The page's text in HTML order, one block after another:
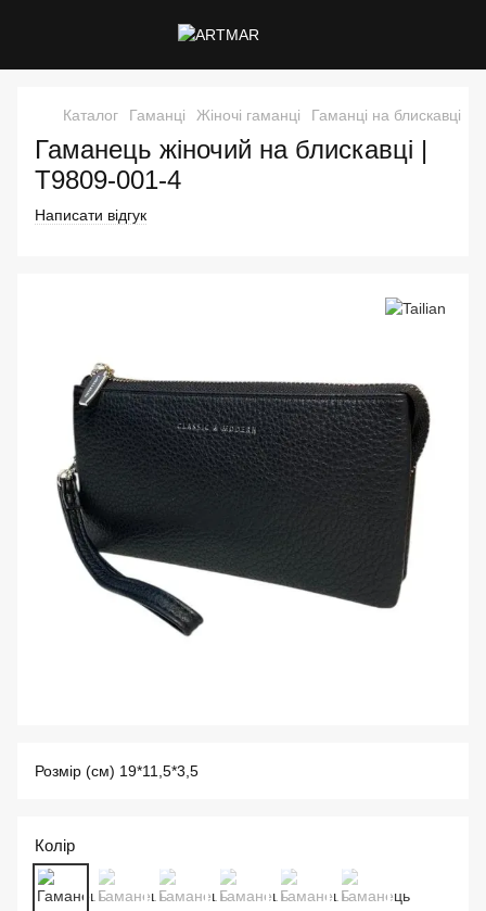
Каталог Гаманці Жіночі гаманці Гаманці на блискавці
Гаманець жіночий на блискавці |
T9809-001-4
Написати відгук
Розмір (см) 19*11,5*3,5
Колір